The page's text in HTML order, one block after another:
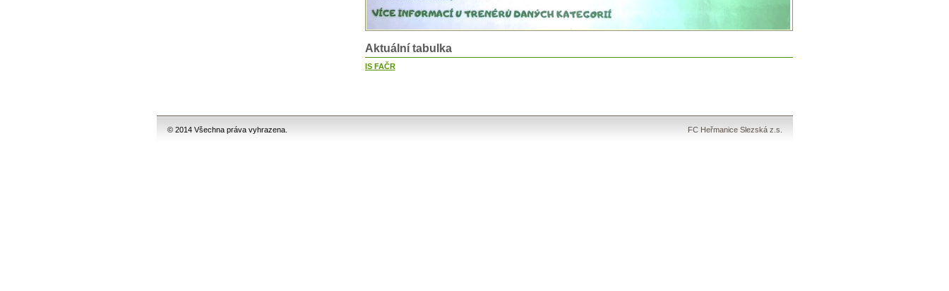
Aktuální tabulka
IS FAČR
© 2014 Všechna práva vyhrazena. FC Heřmanice Slezská z.s.